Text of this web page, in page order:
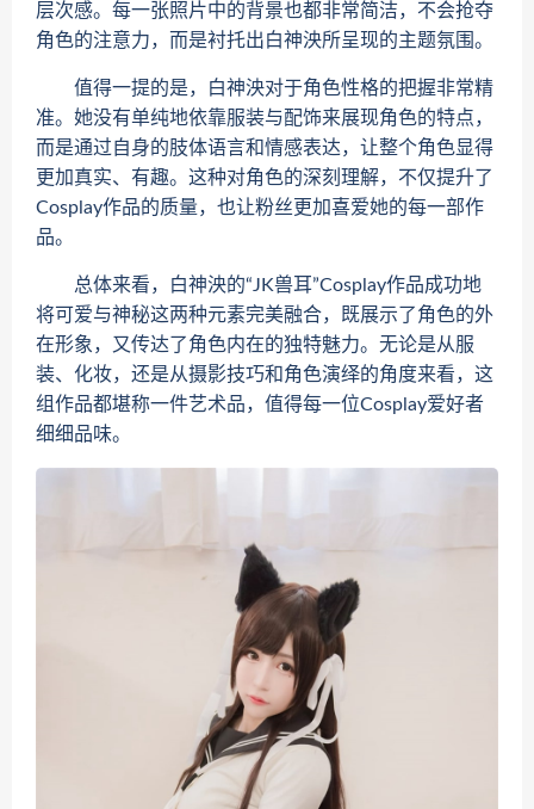
层次感。每一张照片中的背景也都非常简洁，不会抢夺
角色的注意力，而是衬托出白神泱所呈现的主题氛围。
值得一提的是，白神泱对于角色性格的把握非常精
准。她没有单纯地依靠服装与配饰来展现角色的特点，
而是通过自身的肢体语言和情感表达，让整个角色显得
更加真实、有趣。这种对角色的深刻理解，不仅提升了
Cosplay作品的质量，也让粉丝更加喜爱她的每一部作
品。
总体来看，白神泱的“JK兽耳”Cosplay作品成功地
将可爱与神秘这两种元素完美融合，既展示了角色的外
在形象，又传达了角色内在的独特魅力。无论是从服
装、化妆，还是从摄影技巧和角色演绎的角度来看，这
组作品都堪称一件艺术品，值得每一位Cosplay爱好者
细细品味。